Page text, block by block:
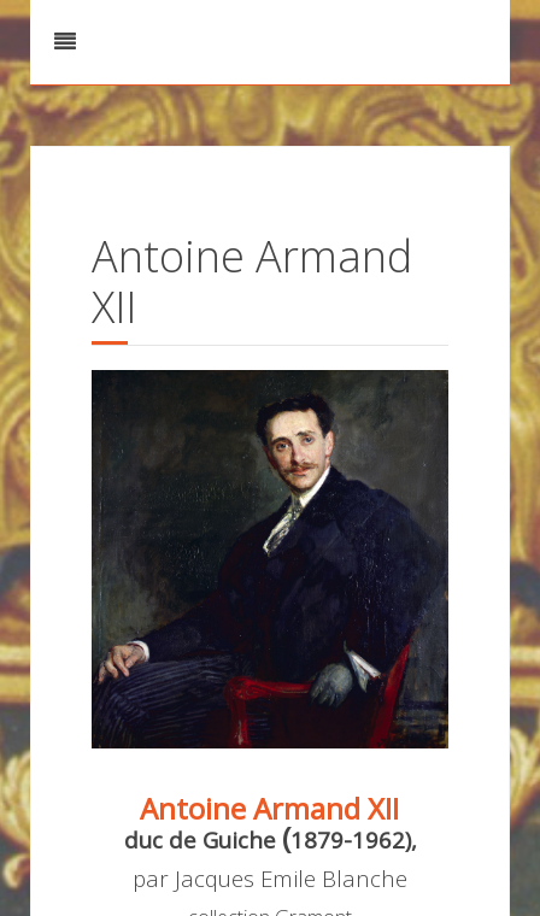
Antoine Armand
XII
Antoine Armand XII
duc de Guiche (1879-1962),
par Jacques Emile Blanche